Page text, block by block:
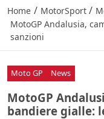
Home / MotorSport /
MotoGP Andalusia,
sanzioni
Moto GP News
MotoGP
bandiere gialle: